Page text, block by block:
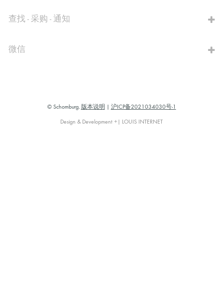
查找 - 采购 - 通知
微信
© Schomburg. 版本说明 沪ICP备2021034030号-1
Design & Development +| LOUIS INTERNET